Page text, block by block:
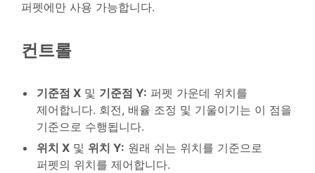
퍼펫에만 사용 가능합니다.
컨트롤
기준점 X 및 기준점 Y: 퍼펫 가운데 위치를
제어합니다. 회전, 배율 조정 및 기울이기는 이 점을
기준으로 수행됩니다.
위치 X 및 위치 Y: 원래 쉬는 위치를 기준으로
퍼펫의 위치를 제어합니다.